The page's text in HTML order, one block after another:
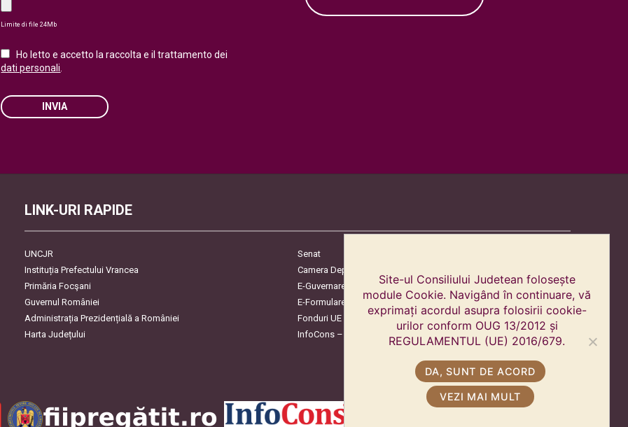
Limite di file 24Mb
Ho letto e accetto la raccolta e il trattamento dei
dati personali
INVIA
LINK-URI RAPIDE
UNCJR
Senat
Instituția Prefectului Vrancea
Camera Deputaților
Primăria Focşani
E-Guvernare
Guvernul României
E-Formulare
Administrația Prezidențială a României
Fonduri UE
Harta Județului
InfoCons – Protecția Consumatorilor
Site-ul Consiliului Judetean folosește
module Cookie. Navigând în continuare, vă
exprimați acordul asupra folosirii cookie-
urilor conform OUG 13/2012 și
REGULAMENTUL (UE) 2016/679.
DA, SUNT DE ACORD
VEZI MAI MULT